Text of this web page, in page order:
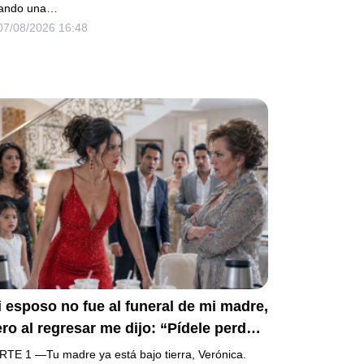
una…
08/2026 16:48
esposo no fue al funeral de mi madre,
al regresar me dijo: “Pídele perdón
mamá y prepara la fiesta”. No
1 —Tu madre ya está bajo tierra, Verónica.